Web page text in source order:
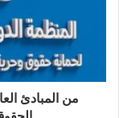
من المبادئ